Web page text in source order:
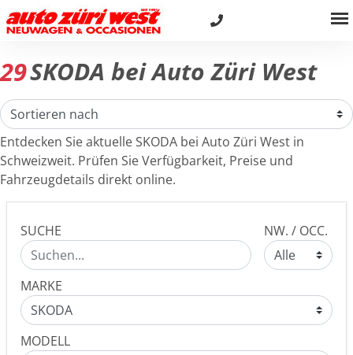
29SKODA bei Auto Züri West
Entdecken Sie aktuelle SKODA bei Auto Züri West in
Schweizweit. Prüfen Sie Verfügbarkeit, Preise und
Fahrzeugdetails direkt online.
SUCHE NW. / OCC.
MARKE
MODELL